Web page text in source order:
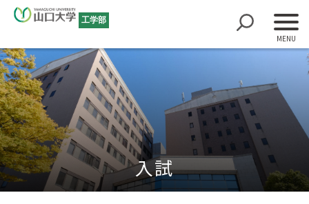
工学部
入試